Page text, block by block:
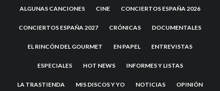
ALGUNAS CANCIONES CINE CONCIERTOS ESPAÑA 2026
CONCIERTOS ESPAÑA 2027 CRÓNICAS DOCUMENTALES
EL RINCÓN DEL GOURMET EN PAPEL ENTREVISTAS
ESPECIALES HOT NEWS INFORMES Y LISTAS
LA TRASTIENDA MIS DISCOS Y YO NOTICIAS OPINIÓN